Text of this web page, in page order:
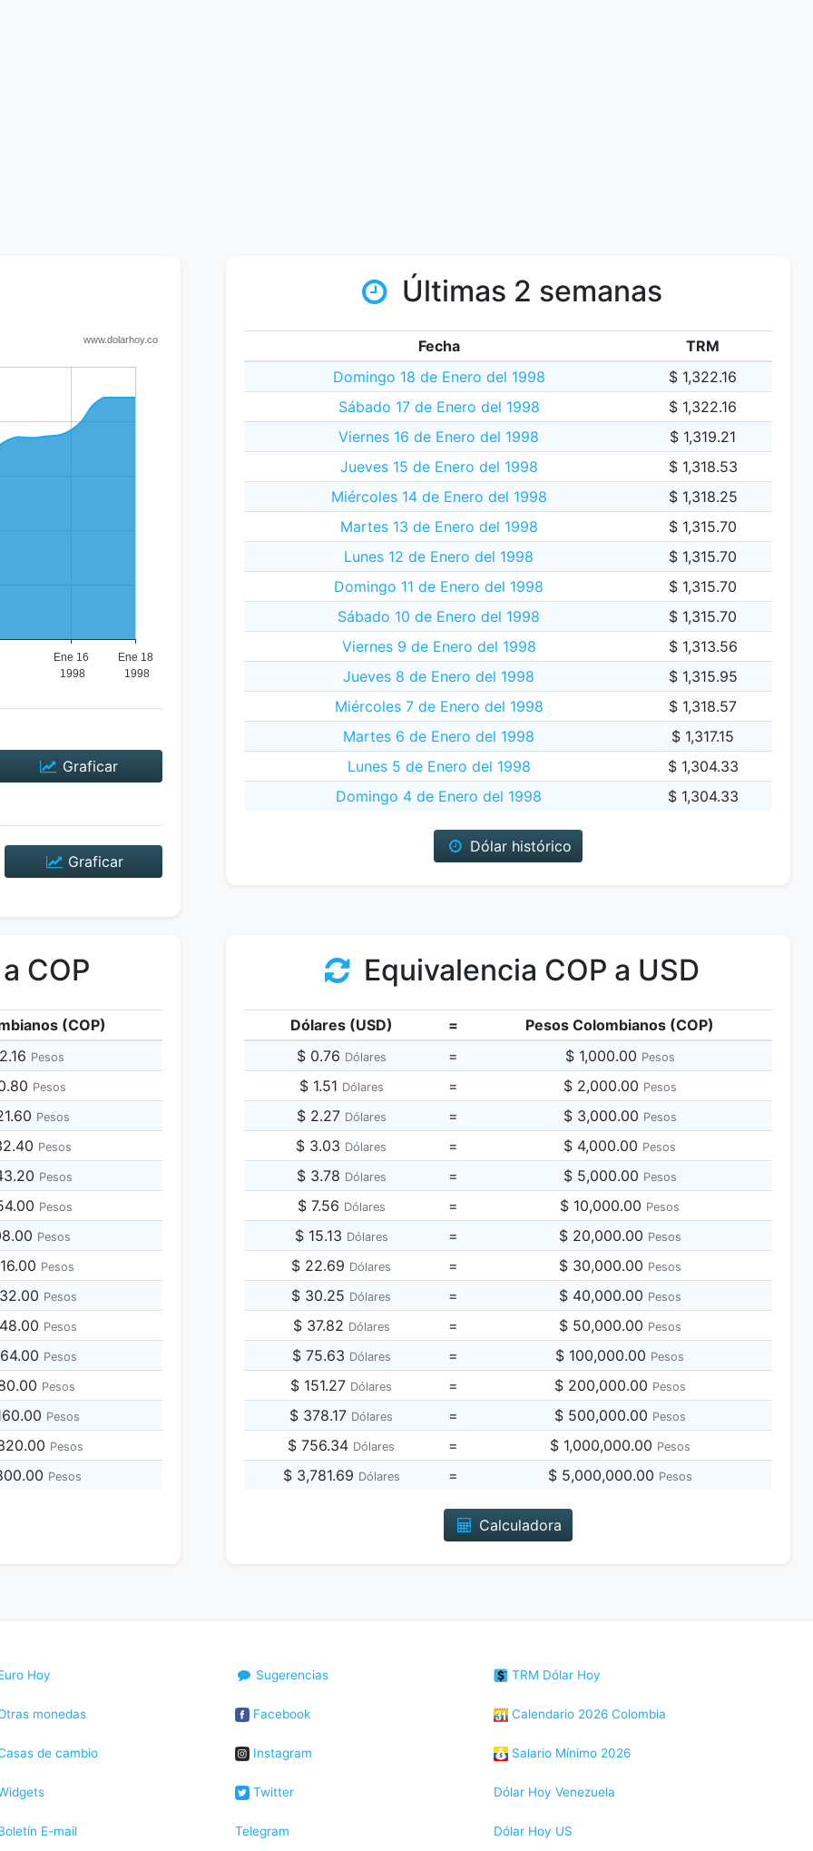
Graficar
Graficar
Últimas 2 semanas
Fecha
TRM
Domingo 18 de Enero del 1998
$ 1,322.16
Sábado 17 de Enero del 1998
$ 1,322.16
Viernes 16 de Enero del 1998
$ 1,319.21
Jueves 15 de Enero del 1998
$ 1,318.53
Miércoles 14 de Enero del 1998
$ 1,318.25
Martes 13 de Enero del 1998
$ 1,315.70
Lunes 12 de Enero del 1998
$ 1,315.70
Domingo 11 de Enero del 1998
$ 1,315.70
Sábado 10 de Enero del 1998
$ 1,315.70
Viernes 9 de Enero del 1998
$ 1,313.56
Jueves 8 de Enero del 1998
$ 1,315.95
Miércoles 7 de Enero del 1998
$ 1,318.57
Martes 6 de Enero del 1998
$ 1,317.15
Lunes 5 de Enero del 1998
$ 1,304.33
Domingo 4 de Enero del 1998
$ 1,304.33
Dólar histórico
COP
(COP)
Pesos
Pesos
Pesos
Pesos
Pesos
Pesos
Pesos
Pesos
Pesos
Pesos
Pesos
Pesos
Pesos
Pesos
Pesos
Equivalencia COP a USD
Dólares (USD) =
Pesos Colombianos (COP)
$ 0.76 Dólares = $ 1,000.00 Pesos
$ 1.51 Dólares = $ 2,000.00 Pesos
$ 2.27 Dólares = $ 3,000.00 Pesos
$ 3.03 Dólares = $ 4,000.00 Pesos
$ 3.78 Dólares = $ 5,000.00 Pesos
$ 7.56 Dólares = $ 10,000.00 Pesos
$ 15.13 Dólares = $ 20,000.00 Pesos
$ 22.69 Dólares = $ 30,000.00 Pesos
$ 30.25 Dólares = $ 40,000.00 Pesos
$ 37.82 Dólares = $ 50,000.00 Pesos
$ 75.63 Dólares = $ 100,000.00 Pesos
$ 151.27 Dólares = $ 200,000.00 Pesos
$ 378.17 Dólares = $ 500,000.00 Pesos
$ 756.34 Dólares = $ 1,000,000.00 Pesos
$ 3,781.69 Dólares = $ 5,000,000.00 Pesos
Calculadora
Hoy
monedas
de cambio
E-mail
Sugerencias
Facebook
Instagram
Twitter
Telegram
TRM Dólar Hoy
Calendario 2026 Colombia
Salario Mínimo 2026
Dólar Hoy Venezuela
Dólar Hoy US